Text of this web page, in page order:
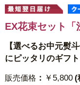
EX花束セット
【選べるお中元熨
にピッタリのギフ
販売価格 ： ￥5,800 (